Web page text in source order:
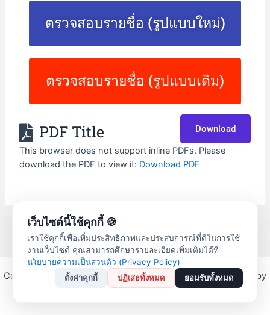
ตรวจสอบรายชื่อ (รูปแบบใหม่)
ตรวจสอบรายชื่อ (รูปแบบเดิม)
PDF Title
Download
This browser does not support inline PDFs. Please
download the PDF to view it: Download PDF
←Previous
เรื่อง
Copyright © 2026 สหกรณ์ออมทรัพย์ครูลำปาง จำกัด | Powered by
Astra WordPress Theme
เว็บไซต์นี้ใช้คุกกี้ 🍪
เราใช้คุกกี้เพื่อเพิ่มประสิทธิภาพและประสบการณ์ที่ดีในการใช้
งานเว็บไซต์ คุณสามารถศึกษารายละเอียดเพิ่มเติมได้ที่
นโยบายความเป็นส่วนตัว (Privacy Policy)
ตั้งค่าคุกกี้
ปฏิเสธทั้งหมด ยอมรับทั้งหมด